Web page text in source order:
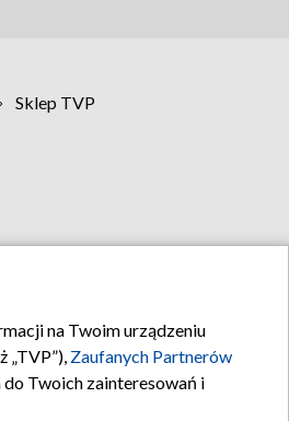
Sklep TVP
na Twoim urządzeniu
„TVP”), Zaufanych Partnerów
Twoich zainteresowań i